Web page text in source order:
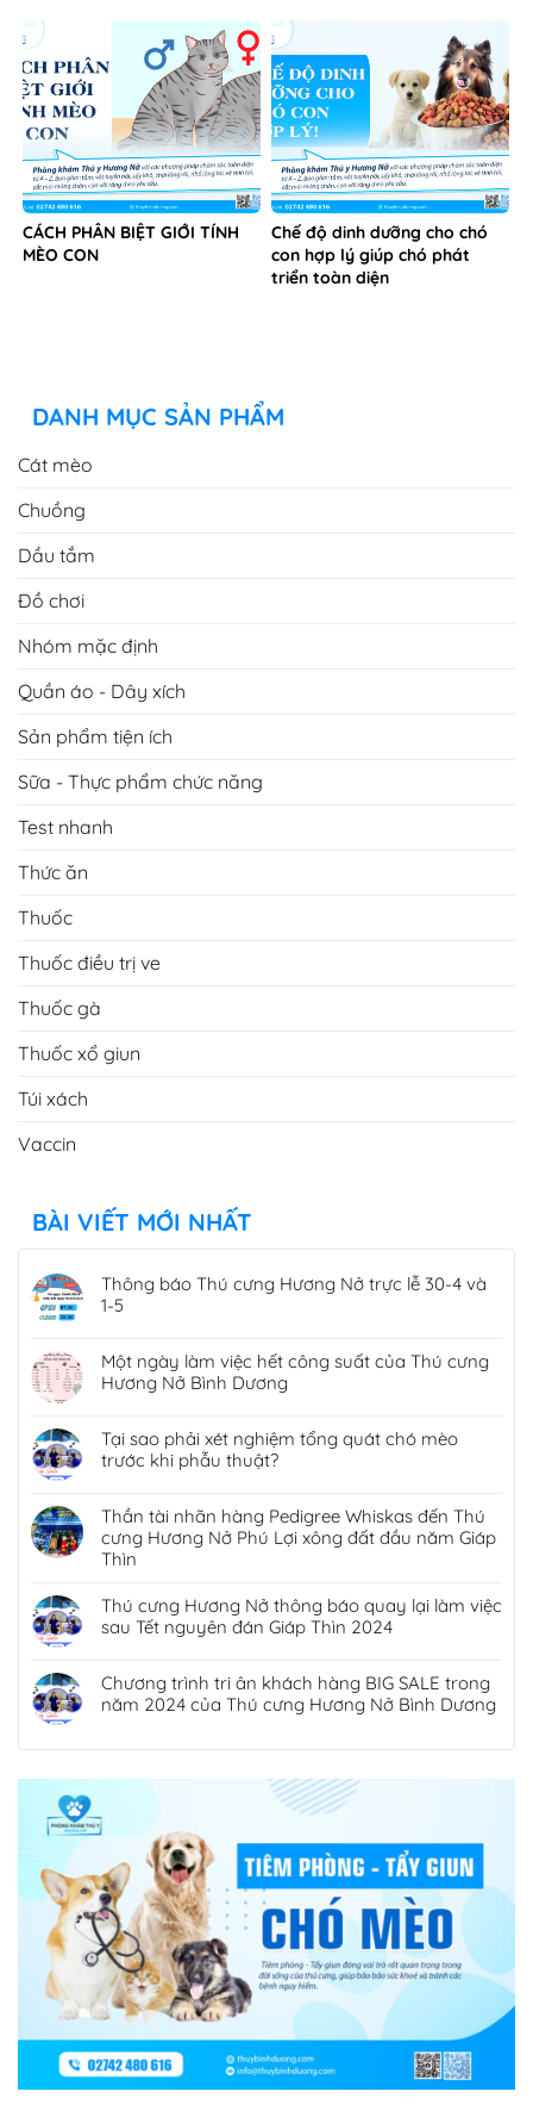
triển toàn diện
DANH MỤC SẢN PHẨM
Cát mèo
Chuồng
Quần áo - Dây xích
Sản phẩm tiện ích
Sữa - Thực phẩm chức năng
Test nhanh
Thức ăn
Thuốc
Thuốc điều trị ve
Thuốc gà
Thuốc xổ giun
Túi xách
Vaccin
BÀI VIẾT MỚI NHẤT
1-5
trước khi phẫu thuật?
cưng Hương Nở Phú Lợi xông đất đầu năm Giáp
Thìn
Thú cưng Hương Nở thông báo quay lại làm việc
sau Tết nguyên đán Giáp Thìn 2024
Chương trình tri ân khách hàng BIG SALE trong
năm 2024 của Thú cưng Hương Nở Bình Dương